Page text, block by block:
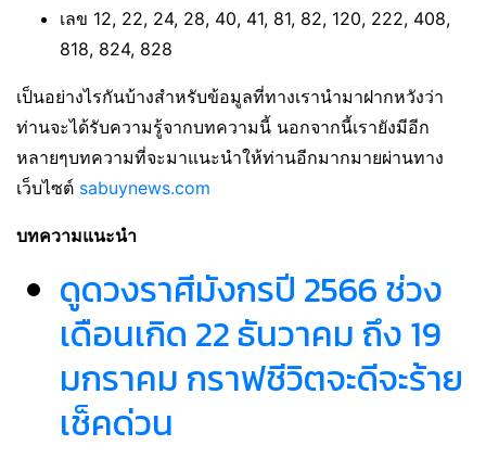
เลข 12, 22, 24, 28, 40, 41, 81, 82, 120, 222, 408,
818, 824, 828
เป็นอย่างไรกันบ้างสำหรับข้อมูลที่ทางเรานำมาฝากหวังว่า
ท่านจะได้รับความรู้จากบทความนี้ นอกจากนี้เรายังมีอีก
หลายๆบทความที่จะมาแนะนำให้ท่านอีกมากมายผ่านทาง
เว็บไซต์ sabuynews.com
บทความแนะนำ
ดูดวงราศีมังกรปี 2566 ช่วง
เดือนเกิด 22 ธันวาคม ถึง 19
มกราคม กราฟชีวิตจะดีจะร้าย
เช็คด่วน